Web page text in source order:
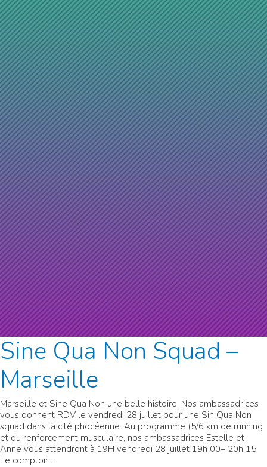
Sine Qua Non Squad –
Marseille
Marseille et Sine Qua Non une belle histoire. Nos ambassadrices
vous donnent RDV le vendredi 28 juillet pour une Sin Qua Non
squad dans la cité phocéenne. Au programme (5/6 km de running
et du renforcement musculaire, nos ambassadrices Estelle et
Anne vous attendront à 19H vendredi 28 juillet 19h 00– 20h 15
Le comptoir …